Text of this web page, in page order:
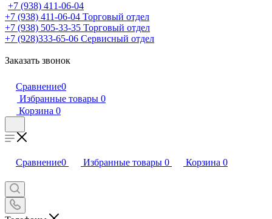
+7 (938) 411-06-04
+7 (938) 411-06-04 Торговый отдел
+7 (938) 505-33-35 Торговый отдел
+7 (928)333-65-06 Сервисный отдел
Заказать звонок
Сравнение0
Избранные товары 0
Корзина 0
Сравнение0 Избранные товары 0 Корзина 0